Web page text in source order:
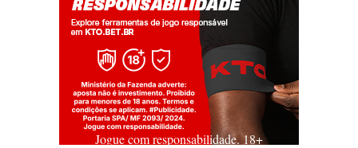
Jogue com responsabilidade. 18+